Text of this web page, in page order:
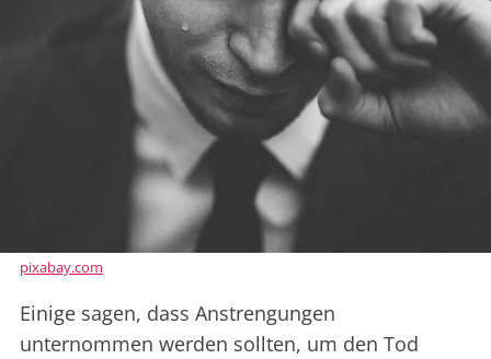
pixabay.com
Einige sagen, dass Anstrengungen
unternommen werden sollten, um den Tod